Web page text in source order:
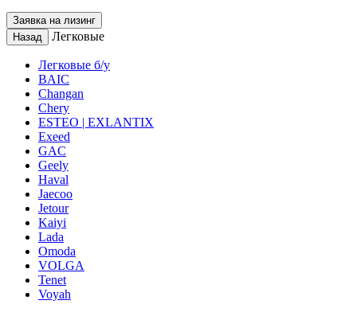
Заявка на лизинг
Назад
Легковые
Легковые б/у
BAIC
Changan
Chery
ESTEO | EXLANTIX
Exeed
GAC
Geely
Haval
Jaecoo
Jetour
Kaiyi
Lada
Omoda
VOLGA
Tenet
Voyah